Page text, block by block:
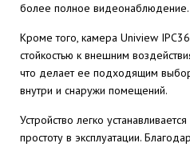
более полное видеонаблюдение.
Кроме того, камера Uniview
стойкостью к внешним
что делает ее подходящим
внутри и снаружи помещений.
Устройство легко
простоту в эксплуатации.